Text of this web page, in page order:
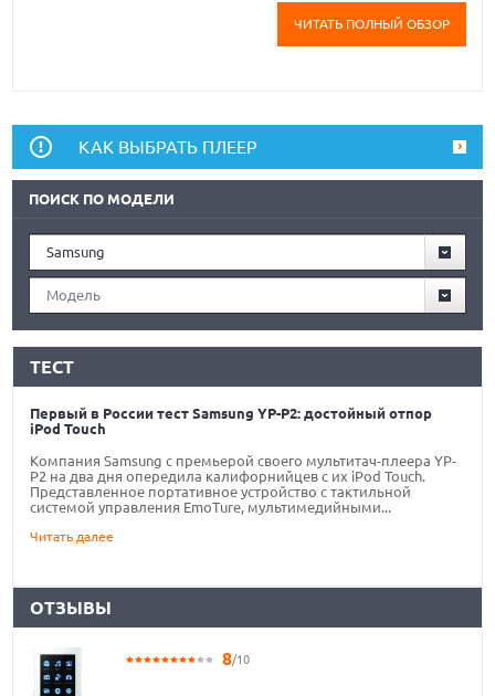
ЧИТАТЬ ПОЛНЫЙ ОБЗОР
КАК ВЫБРАТЬ ПЛЕЕР
ПОИСК ПО МОДЕЛИ
Samsung
Модель
ТЕСТ
Первый в России тест Samsung YP-P2: достойный отпор
iPod Touch
Компания Samsung с премьерой своего мультитач-плеера YP-
P2 на два дня опередила калифорнийцев с их iPod Touch.
Представленное портативное устройство с тактильной
системой управления EmoTure, мультимедийными...
Читать далее
ОТЗЫВЫ
8/10